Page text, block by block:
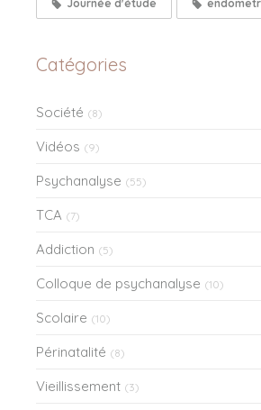
Journée d'étude
Catégories
Société (8)
Vidéos (9)
Psychanalyse (55)
TCA (7)
Addiction (5)
Colloque de psychanalyse (10)
Scolaire (10)
Périnatalité (8)
Vieillissement (3)